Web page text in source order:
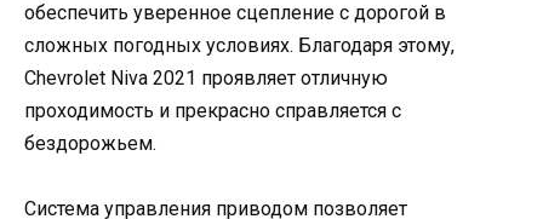
обеспечить уверенное сцепление с дорогой в
сложных погодных условиях. Благодаря этому,
Chevrolet Niva 2021 проявляет отличную
проходимость и прекрасно справляется с
бездорожьем.
Система управления приводом позволяет